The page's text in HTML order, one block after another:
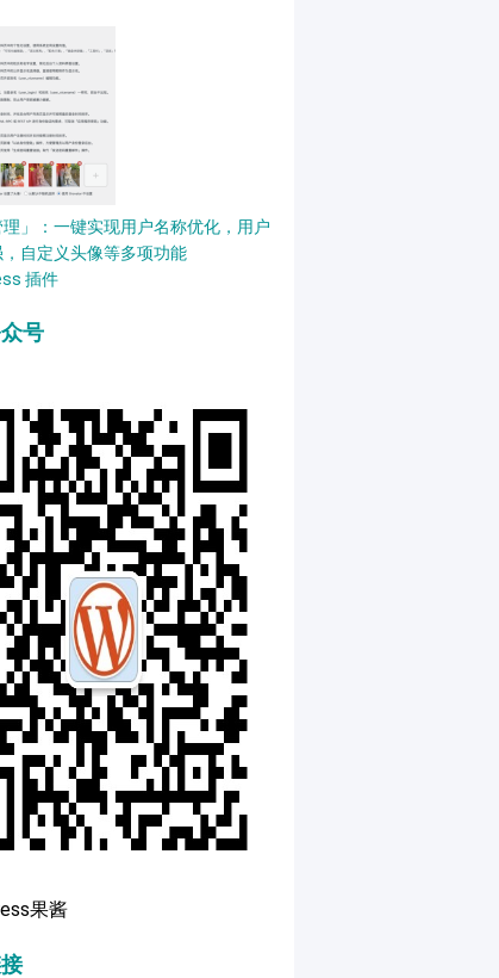
理」：一键实现用户名称优化，用户
自定义头像等多项功能
插件
号
果酱